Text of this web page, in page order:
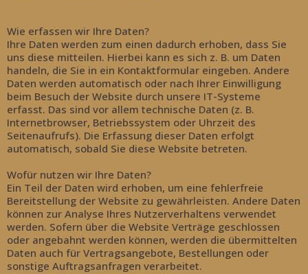
Wie erfassen wir Ihre Daten?
Ihre Daten werden zum einen dadurch erhoben, dass Sie
uns diese mitteilen. Hierbei kann es sich z. B. um Daten
handeln, die Sie in ein Kontaktformular eingeben. Andere
Daten werden automatisch oder nach Ihrer Einwilligung
beim Besuch der Website durch unsere IT-Systeme
erfasst. Das sind vor allem technische Daten (z. B.
Internetbrowser, Betriebssystem oder Uhrzeit des
Seitenaufrufs). Die Erfassung dieser Daten erfolgt
automatisch, sobald Sie diese Website betreten.
Wofür nutzen wir Ihre Daten?
Ein Teil der Daten wird erhoben, um eine fehlerfreie
Bereitstellung der Website zu gewährleisten. Andere Daten
können zur Analyse Ihres Nutzerverhaltens verwendet
werden. Sofern über die Website Verträge geschlossen
oder angebahnt werden können, werden die übermittelten
Daten auch für Vertragsangebote, Bestellungen oder
sonstige Auftragsanfragen verarbeitet.